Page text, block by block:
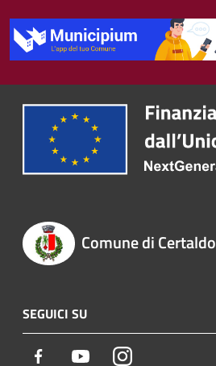
Comune di Certaldo
SEGUICI SU
Facebook YoutubeInstagram